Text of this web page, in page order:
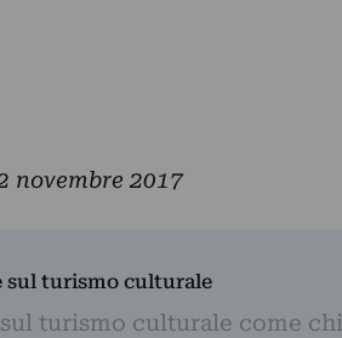
novembre 2017
sul turismo culturale
turismo culturale come